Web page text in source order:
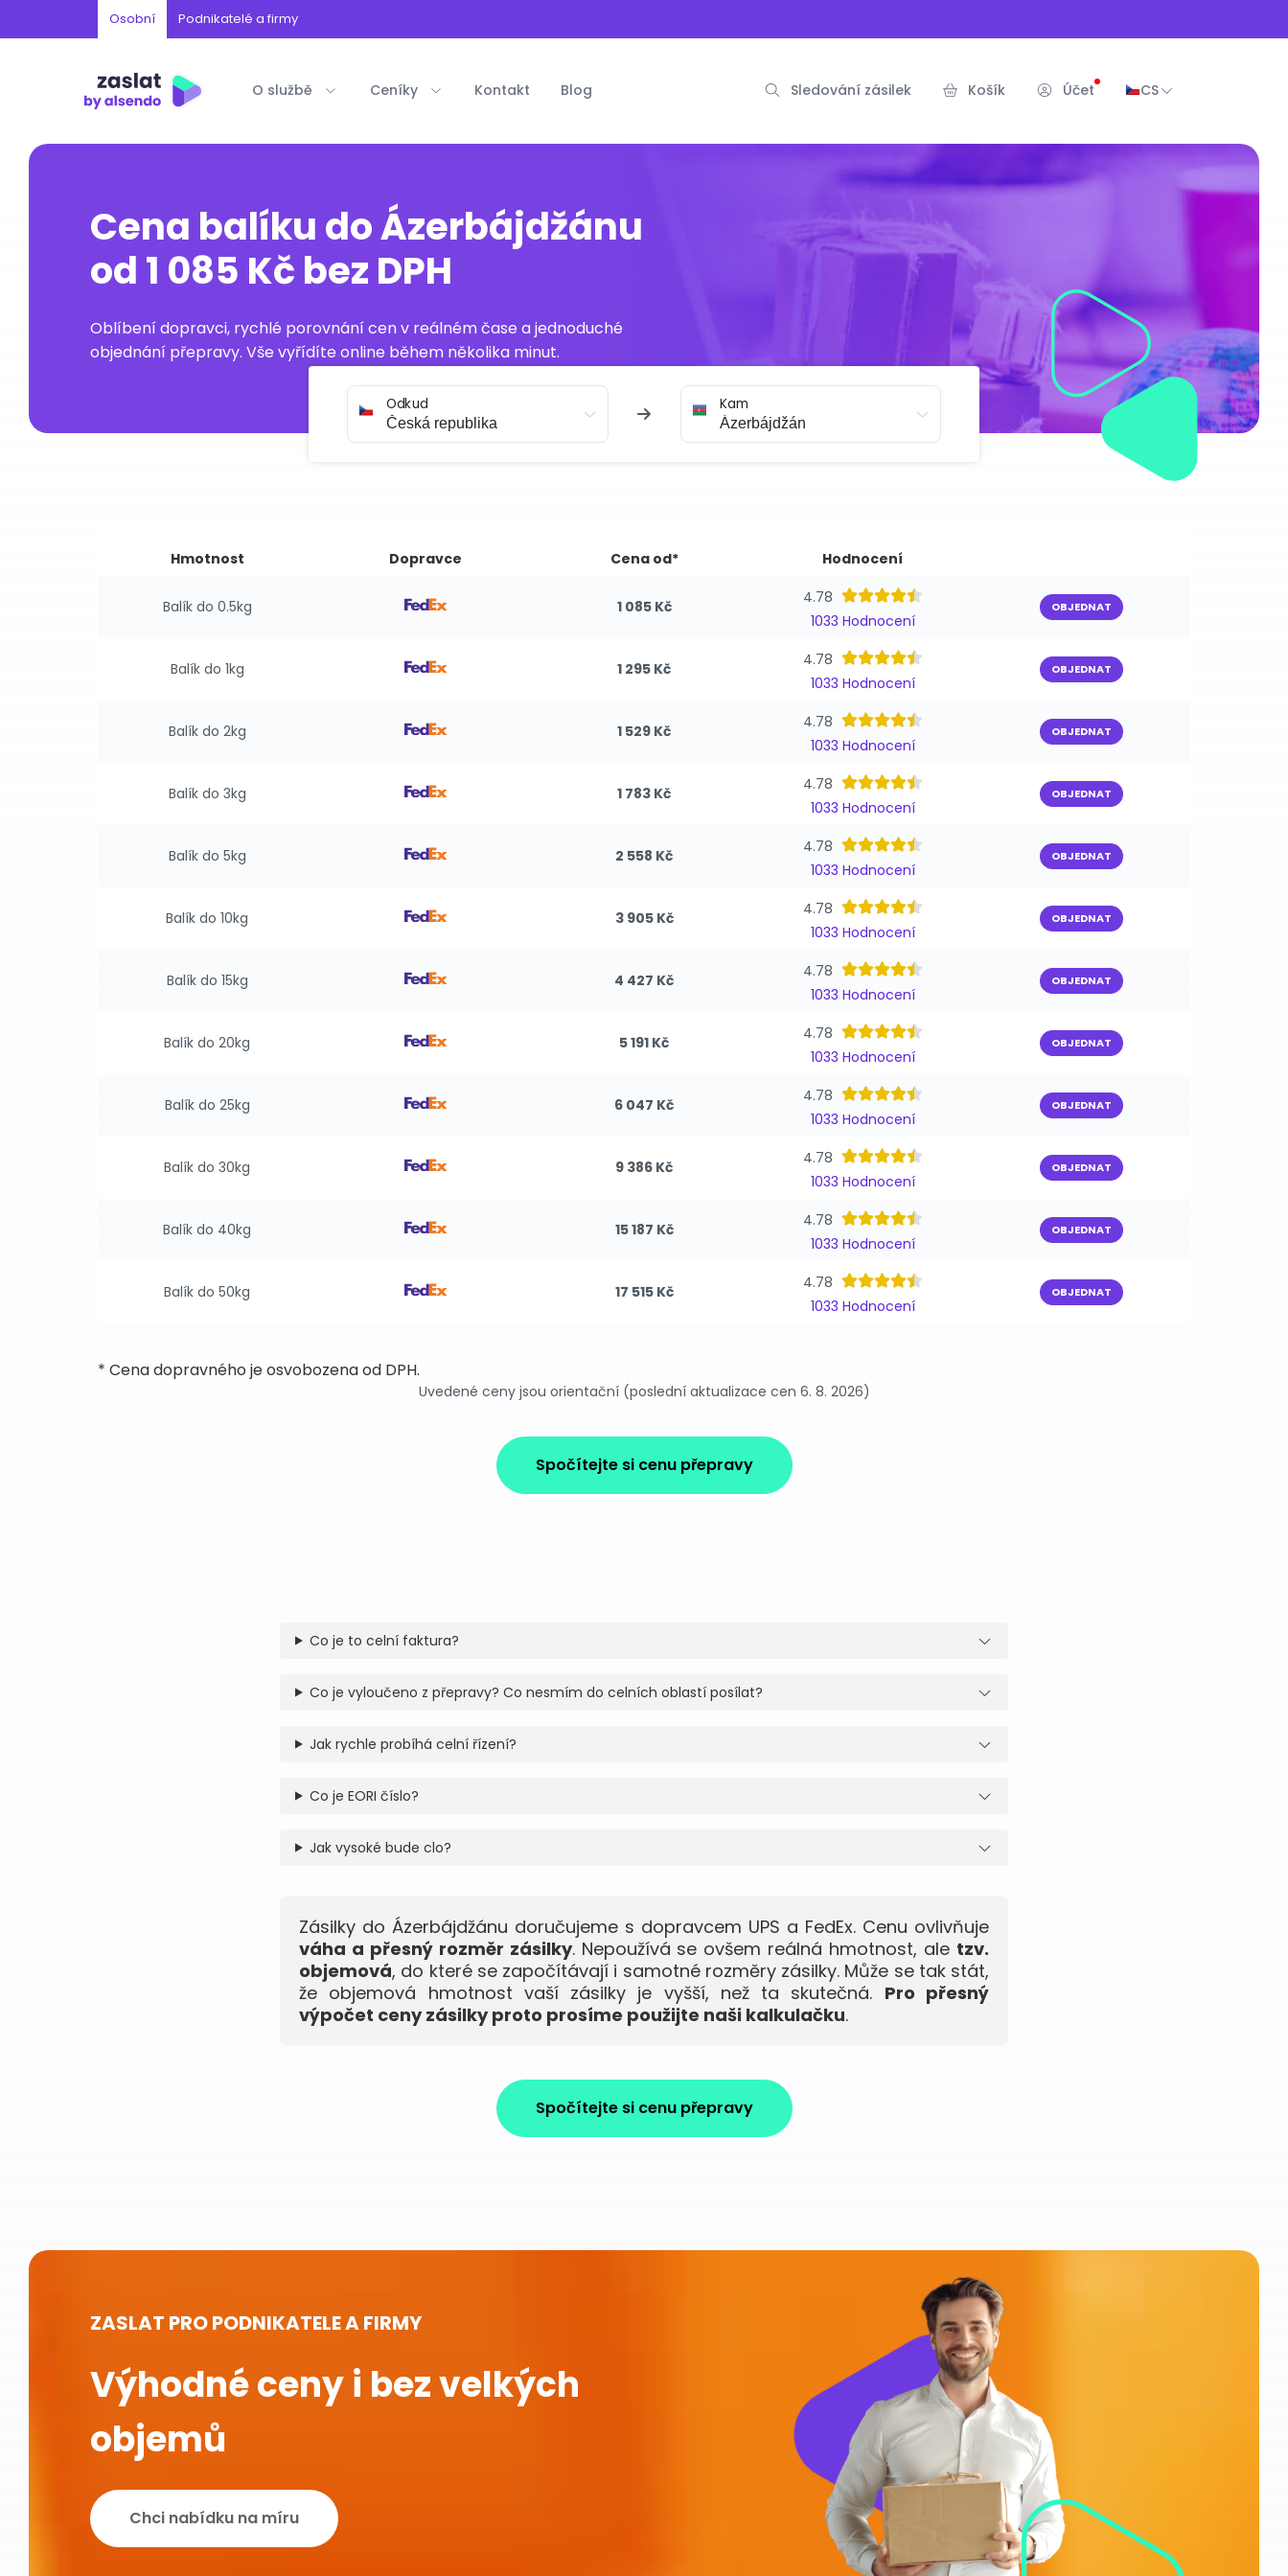
Osobní Podnikatelé a firmy
O službě Ceníky Kontakt Blog Sledování zásilek Košík Účet CS
Cena balíku do Ázerbájdžánu
od 1 085 Kč bez DPH
Oblíbení dopravci, rychlé porovnání cen v reálném čase a jednoduché
objednání přepravy. Vše vyřídíte online během několika minut.
Odkud Kam
Hmotnost Dopravce Cena od* Hodnocení
Balík do 0.5kg 1 085 Kč
4.78
1033 Hodnocení
OBJEDNAT
Balík do 1kg 1 295 Kč
4.78
1033 Hodnocení
OBJEDNAT
Balík do 2kg 1 529 Kč
4.78
1033 Hodnocení
OBJEDNAT
Balík do 3kg 1 783 Kč
4.78
1033 Hodnocení
OBJEDNAT
Balík do 5kg 2 558 Kč
4.78
1033 Hodnocení
OBJEDNAT
Balík do 10kg 3 905 Kč
4.78
1033 Hodnocení
OBJEDNAT
Balík do 15kg 4 427 Kč
4.78
1033 Hodnocení
OBJEDNAT
Balík do 20kg 5 191 Kč
4.78
1033 Hodnocení
OBJEDNAT
Balík do 25kg 6 047 Kč
4.78
1033 Hodnocení
OBJEDNAT
Balík do 30kg 9 386 Kč
4.78
1033 Hodnocení
OBJEDNAT
Balík do 40kg 15 187 Kč
4.78
1033 Hodnocení
OBJEDNAT
Balík do 50kg 17 515 Kč
4.78
1033 Hodnocení
OBJEDNAT
* Cena dopravného je osvobozena od DPH.
Uvedené ceny jsou orientační (poslední aktualizace cen 6. 8. 2026)
Spočítejte si cenu přepravy
Co je to celní faktura?
Co je vyloučeno z přepravy? Co nesmím do celních oblastí posílat?
Jak rychle probíhá celní řízení?
Co je EORI číslo?
Jak vysoké bude clo?
Zásilky do Ázerbájdžánu doručujeme s dopravcem UPS a FedEx. Cenu ovlivňuje
váha a přesný rozměr zásilky. Nepoužívá se ovšem reálná hmotnost, ale tzv.
objemová, do které se započítávají i samotné rozměry zásilky. Může se tak stát,
že objemová hmotnost vaší zásilky je vyšší, než ta skutečná. Pro přesný
výpočet ceny zásilky proto prosíme použijte naši kalkulačku.
Spočítejte si cenu přepravy
ZASLAT PRO PODNIKATELE A FIRMY
Výhodné ceny i bez velkých
objemů
Chci nabídku na míru